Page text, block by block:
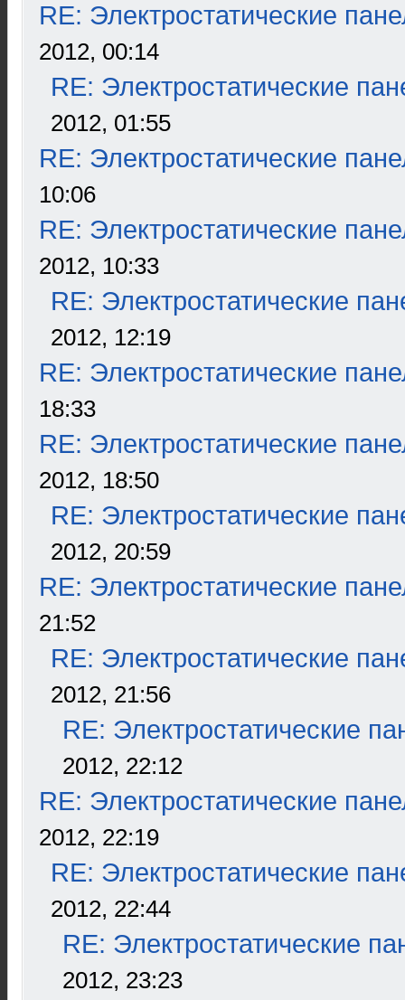
RE: Электростатические
2012, 00:14
RE: Электростатические
2012, 01:55
RE: Электростатические
10:06
RE: Электростатические
2012, 10:33
RE: Электростатические
2012, 12:19
RE: Электростатические
18:33
RE: Электростатические
2012, 18:50
RE: Электростатические
2012, 20:59
RE: Электростатические
21:52
RE: Электростатические
2012, 21:56
RE: Электростатические
2012, 22:12
RE: Электростатические
2012, 22:19
RE: Электростатические
2012, 22:44
RE: Электростатические
2012, 23:23